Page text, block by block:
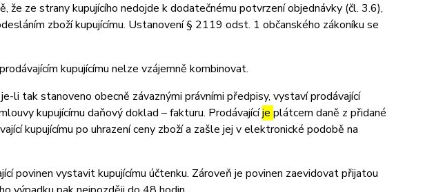
ze strany kupujícího nedojde k dodatečnému potvrzení objednávky (čl. 3.6),
zboží kupujícímu. Ustanovení § 2119 odst. 1 občanského zákoníku se
kupujícímu nelze vzájemně kombinovat.
tak stanoveno obecně závaznými právními předpisy, vystaví prodávající
kupujícímu daňový doklad – fakturu. Prodávajícíje plátcem daně z přidané
kupujícímu po uhrazení ceny zboží a zašle jej v elektronické podobě na
povinen vystavit kupujícímu účtenku. Zároveň je povinen zaevidovat přijatou